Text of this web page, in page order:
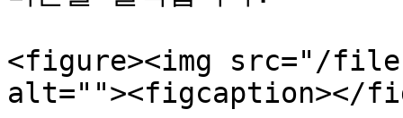
<figure><img src="/files/